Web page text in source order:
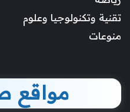
تقنية وتكنولوجيا وعلوم
منوعات
مواقع